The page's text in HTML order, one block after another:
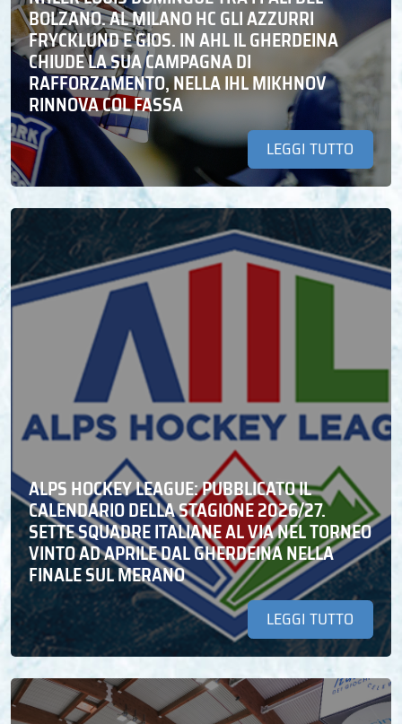
BOLZANO. AL MILANO HC GLI AZZURRI
FRYCKLUND E GIOS. IN AHL IL GHERDEINA
CHIUDE LA SUA CAMPAGNA DI
RAFFORZAMENTO, NELLA IHL MIKHNOV
RINNOVA COL FASSA
LEGGI TUTTO
ALPS HOCKEY LEAGUE: PUBBLICATO IL
CALENDARIO DELLA STAGIONE 2026/27.
SETTE SQUADRE ITALIANE AL VIA NEL TORNEO
VINTO AD APRILE DAL GHERDEINA NELLA
FINALE SUL MERANO
LEGGI TUTTO